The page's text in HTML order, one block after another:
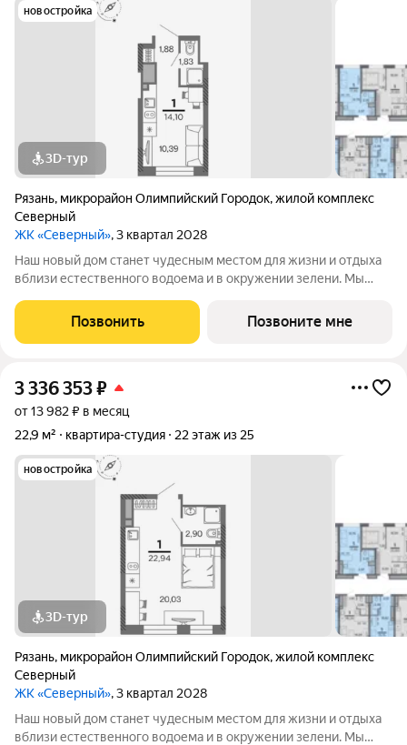
новостройка
3D-тур
Рязань, микрорайон Олимпийский Городок,жилой комплекс
Северный
ЖК «Северный», 3 квартал 2028
Наш новый дом станет чудесным местом для жизни и отдыха
вблизи естественного водоема и в окружении зелени. Мы
небольших студий, в которых можно начать свою
студенческую самостоятельную жизнь до
Позвонить Позвоните мне
3 336 353₽
от 13 982 ₽ в месяц
22,9 м²
квартира-студия 22 этаж из 25
новостройка
3D-тур
Рязань, микрорайон Олимпийский Городок,жилой комплекс
Северный
ЖК «Северный», 3 квартал 2028
Наш новый дом станет чудесным местом для жизни и отдыха
вблизи естественного водоема и в окружении зелени. Мы